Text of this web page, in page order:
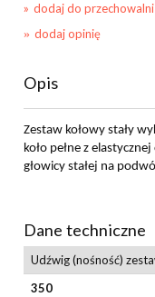
dodaj do przechowalni
dodaj opinię
Opis
Zestaw kołowy stały
koło pełne z
głowicy stałej na
Dane techniczne
Udźwig (nośność)
350